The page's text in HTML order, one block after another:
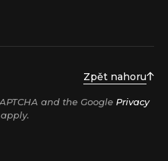
Zpět nahoru
and the Google Privacy
apply.